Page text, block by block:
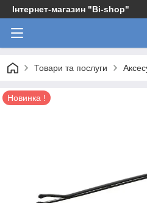
Інтернет-магазин "Bi-shop"
Товари та послуги
Новинка !